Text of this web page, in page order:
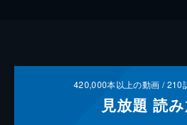
420,000本以上の動画 /210
見放題 読